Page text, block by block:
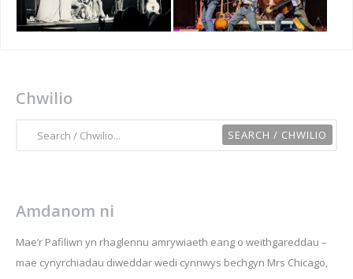
Chwilio
Amdanom ni
Mae’r Pafiliwn yn rhaglennu amrywiaeth eang o weithgareddau –
mae cynyrchiadau diweddar wedi cynnwys bechgyn Mrs Chicago,